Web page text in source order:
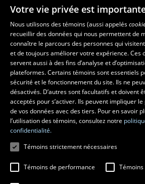
Les écoles et la recherche
École supérieure d’aménagement du
régional
École d’architecture
École de design
Centre de recherche en aménagement et
Votre vie privée est
Nous utilisons des témoins (aussi appelés
recueillir des données qui nous permettent de
connaître le parcours des personnes qui
et de toujours améliorer votre expérience. Ces
servent aussi à des fins d’analyse et
plateformes. Certains témoins sont essentiels
sécurité et le fonctionnement du site. Ils ne
désactivés. D’autres sont facultatifs et doivent
acceptés pour s’activer. Ils peuvent impliquer
de vos données avec des tiers. Pour en savoir
l’utilisation des témoins, consultez notre
confidentialité.
Témoins strictement nécessaires
Témoins de performance